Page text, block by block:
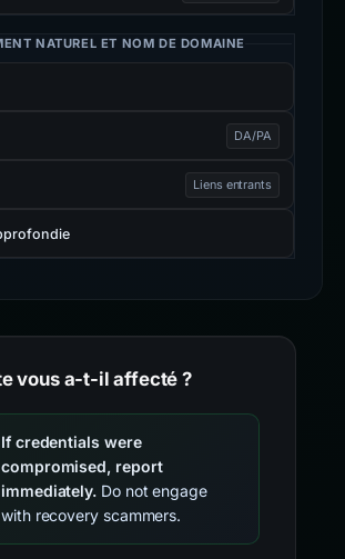
NATUREL ET NOM DE DOMAINE
DA/PA
Liens entrants
vous a-t-il affecté ?
If credentials were
compromised, report
immediately. Do not engage
with recovery scammers.